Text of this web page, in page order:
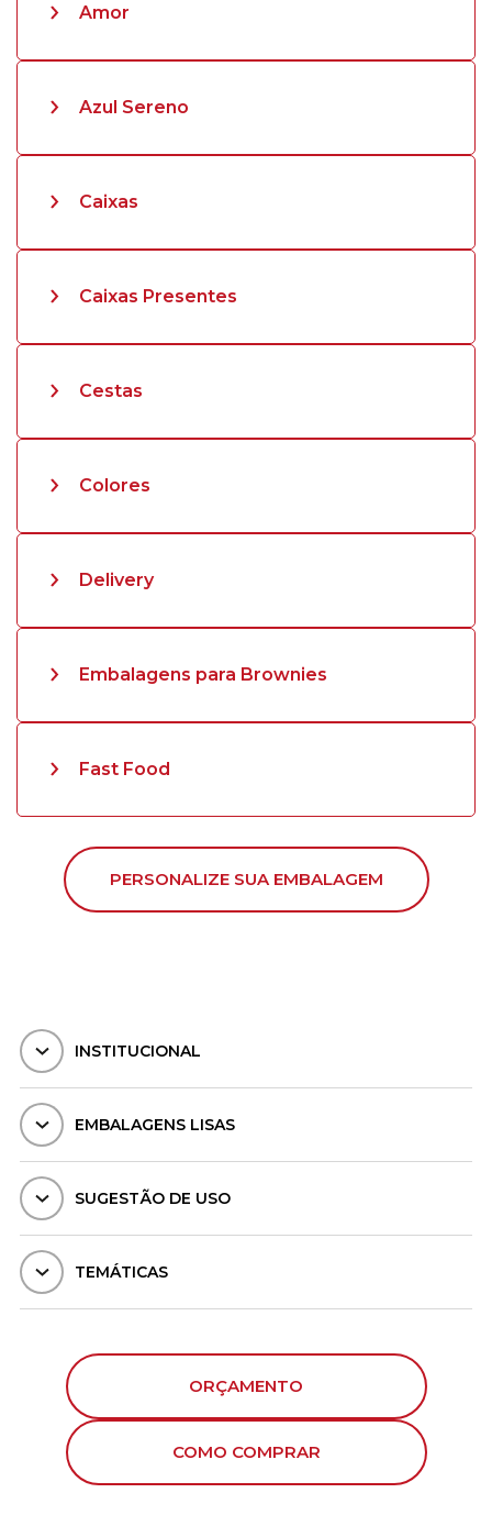
Amor
Azul Sereno
Caixas
Caixas Presentes
Cestas
Colores
Delivery
Embalagens para Brownies
Fast Food
PERSONALIZE SUA EMBALAGEM
INSTITUCIONAL
EMBALAGENS LISAS
SUGESTÃO DE USO
TEMÁTICAS
ORÇAMENTO
COMO COMPRAR